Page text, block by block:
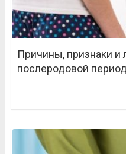
Причины, признаки и
послеродовой период